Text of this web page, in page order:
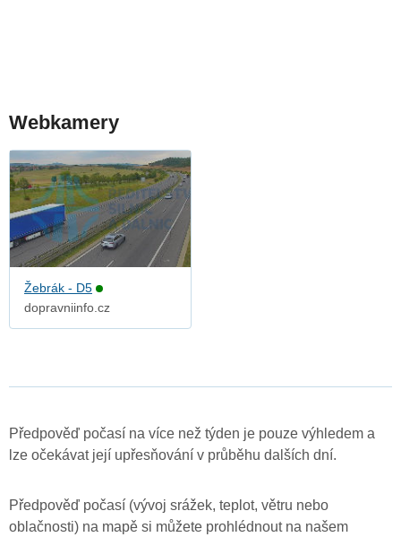
Webkamery
Žebrák - D5
dopravniinfo.cz
Předpověď počasí na více než týden je pouze výhledem a
lze očekávat její upřesňování v průběhu dalších dní.
Předpověď počasí (vývoj srážek, teplot, větru nebo
oblačnosti) na mapě si můžete prohlédnout na našem